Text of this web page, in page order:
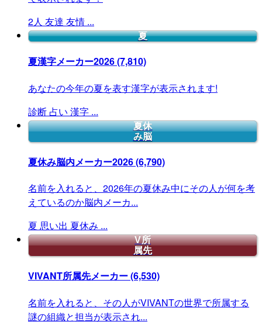
2人 友達 友情 ...
夏
夏漢字メーカー2026(7,810)
あなたの今年の夏を表す漢字が表示されます!
診断 占い 漢字 ...
夏休
み脳
夏休み脳内メーカー2026(6,790)
名前を入れると、2026年の夏休み中にその人が何を考
えているのか脳内メーカ...
夏 思い出 夏休み ...
V所
属先
VIVANT所属先メーカー(6,530)
名前を入れると、その人がVIVANTの世界で所属する
謎の組織と担当が表示され...